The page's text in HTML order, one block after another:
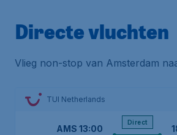
Directe vluchten
Vlieg non-stop van Amsterdam
TUI Netherlands
AMS 13:00
Direct